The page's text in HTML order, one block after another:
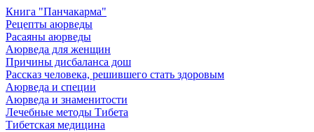
Книга "Панчакарма"
Рецепты аюрведы
Расаяны аюрведы
Аюрведа для женщин
Причины дисбаланса дош
Рассказ человека, решившего стать здоровым
Аюрведа и специи
Аюрведа и знаменитости
Лечебные методы Тибета
Тибетская медицина